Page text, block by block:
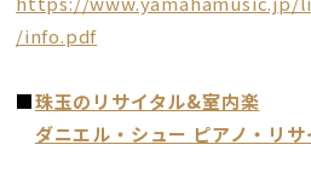
/info.pdf
■珠玉のリサイタル&室内楽
ダニエル・シュー ピアノ・リサ